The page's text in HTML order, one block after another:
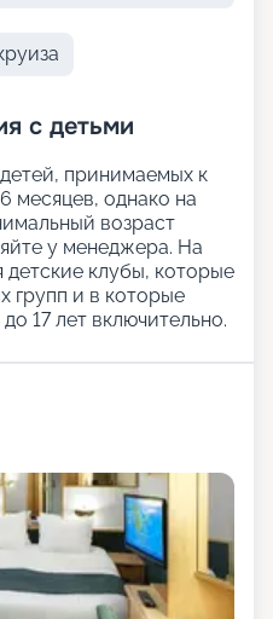
с детьми
принимаемых к
месяцев, однако на
возраст
у менеджера. На
детские клубы, которые
групп и в которые
17 лет включительно.